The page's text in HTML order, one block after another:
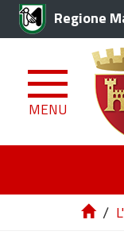
Regione
MENU
/